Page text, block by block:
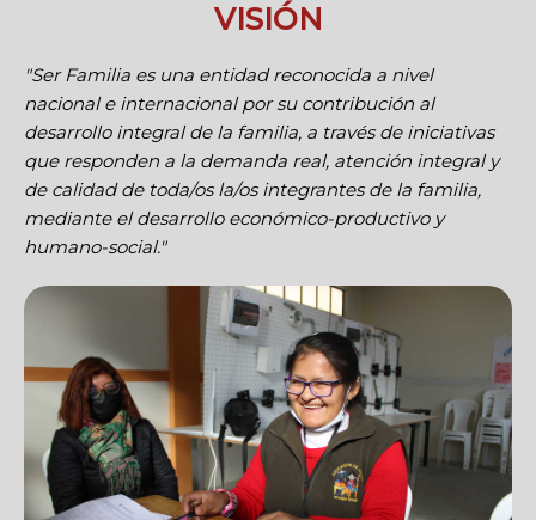
VISIÓN
"Ser Familia es una entidad reconocida a nivel
nacional e internacional por su contribución al
desarrollo integral de la familia, a través de iniciativas
que responden a la demanda real, atención integral y
de calidad de toda/os la/os integrantes de la familia,
mediante el desarrollo económico-productivo y
humano-social."